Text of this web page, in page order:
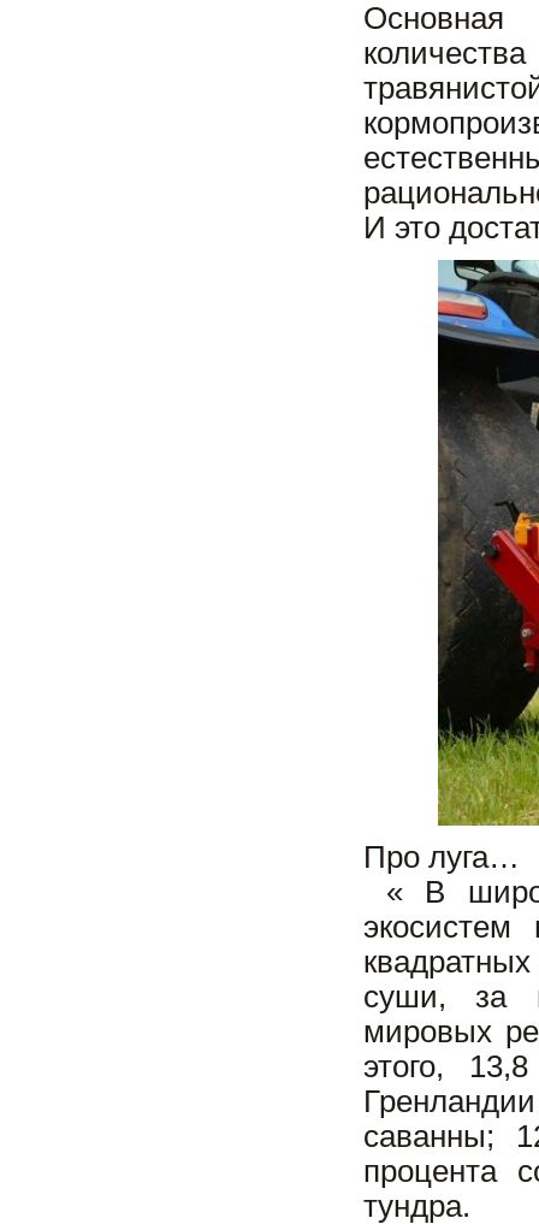
Основная
И это
Про луга…
« В
суши, за
мировых
этого,
саванны;
процента
тундра.